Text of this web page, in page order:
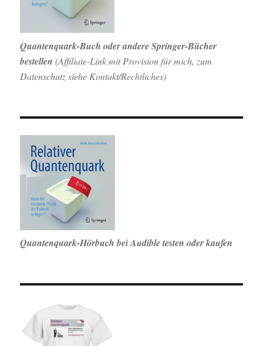
Quantenquark-Buch oder andere Springer-Bücher
bestellen (Affiliate-Link mit Provision für mich, zum
Datenschutz siehe Kontakt/Rechtliches)
Quantenquark-Hörbuch bei Audible testen oder kaufen